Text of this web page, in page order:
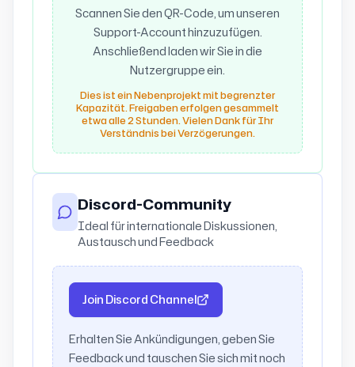
Scannen Sie den QR-Code, um unseren
Support-Account hinzuzufügen.
Anschließend laden wir Sie in die
Nutzergruppe ein.
Dies ist ein Nebenprojekt mit begrenzter
Kapazität. Freigaben erfolgen gesammelt
etwa alle 2 Stunden. Vielen Dank für Ihr
Verständnis bei Verzögerungen.
Discord-Community
Ideal für internationale Diskussionen,
Austausch und Feedback
Join Discord Channel
Erhalten Sie Ankündigungen, geben Sie
Feedback und tauschen Sie sich mit noch